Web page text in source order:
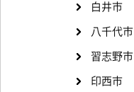
白井市
八千代市
習志野市
印西市